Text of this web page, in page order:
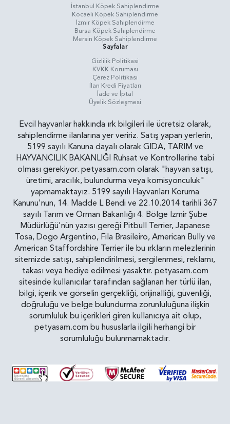
İstanbul Köpek Sahiplendirme
Kocaeli Köpek Sahiplendirme
İzmir Köpek Sahiplendirme
Bursa Köpek Sahiplendirme
Mersin Köpek Sahiplendirme
Sayfalar
Gizlilik Politikasi
KVKK Koruması
Çerez Politikası
İlan Kredi Fiyatları
İade ve İptal
Üyelik Sözleşmesi
Evcil hayvanlar hakkında ırk bilgileri ile ücretsiz olarak,
sahiplendirme ilanlarına yer veririz. Satış yapan yerlerin,
5199 sayılı Kanuna dayalı olarak GIDA, TARIM ve
HAYVANCILIK BAKANLIĞI Ruhsat ve Kontrollerine tabi
olması gerekiyor. petyasam.com olarak "hayvan satışı,
üretimi, aracılık, bulundurma veya komisyonculuk"
yapmamaktayız. 5199 sayılı Hayvanları Koruma
Kanunu'nun, 14. Madde L Bendi ve 22.10.2014 tarihli 367
sayılı Tarım ve Orman Bakanlığı 4. Bölge İzmir Şube
Müdürlüğü'nün yazısı gereği Pitbull Terrier, Japanese
Tosa, Dogo Argentino, Fila Brasileiro, American Bully ve
American Staffordshire Terrier ile bu ırkların melezlerinin
sitemizde satışı, sahiplendirilmesi, sergilenmesi, reklamı,
takası veya hediye edilmesi yasaktır. petyasam.com
sitesinde kullanıcılar tarafından sağlanan her türlü ilan,
bilgi, içerik ve görselin gerçekliği, orijinalliği, güvenliği,
doğruluğu ve belge bulundurma zorunluluğuna ilişkin
sorumluluk bu içerikleri giren kullanıcıya ait olup,
petyasam.com bu hususlarla ilgili herhangi bir
sorumluluğu bulunmamaktadır.